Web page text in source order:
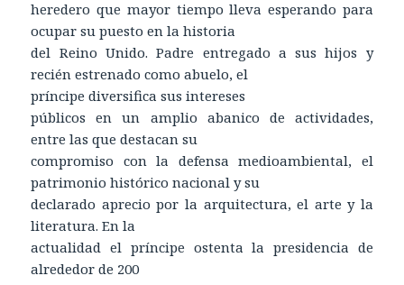
heredero que mayor tiempo lleva esperando para
ocupar su puesto en la historia
del Reino Unido. Padre entregado a sus hijos y
recién estrenado como abuelo, el
príncipe diversifica sus intereses
públicos en un amplio abanico de actividades,
entre las que destacan su
compromiso con la defensa medioambiental, el
patrimonio histórico nacional y su
declarado aprecio por la arquitectura, el arte y la
literatura. En la
actualidad el príncipe ostenta la presidencia de
alrededor de 200